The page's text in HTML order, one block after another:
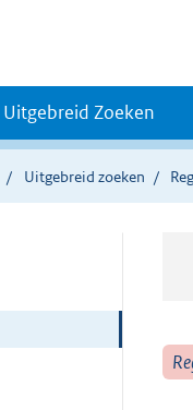
Uitgebreid Zoeken
Uitgebreid zoeken